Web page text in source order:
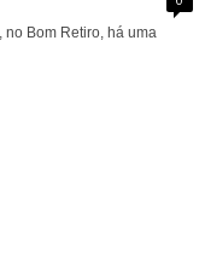
Bom Retiro, há uma